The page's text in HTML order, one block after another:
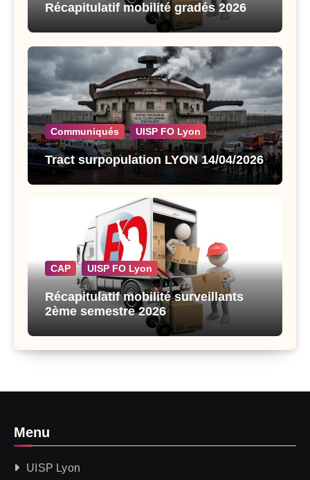
Récapitulatif mobilité gradés 2026
Communiqués UISP FO Lyon
Tract surpopulation LYON 14/04/2026
CAP UISP FO Lyon
Récapitulatif mobilité surveillants
2ème semestre 2026
Menu
UISP Lyon